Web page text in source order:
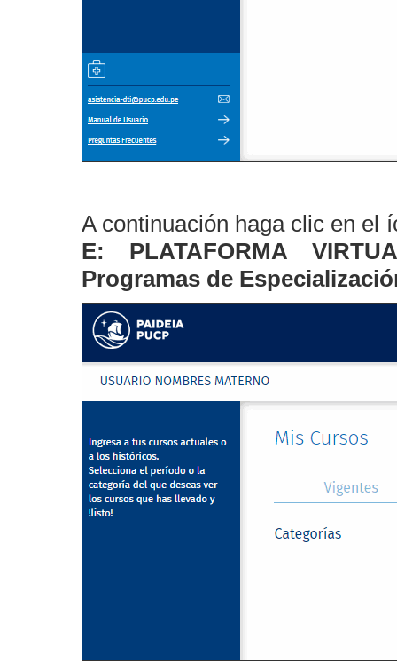
A continuación haga clic en el
E: PLATAFORMA
Programas de